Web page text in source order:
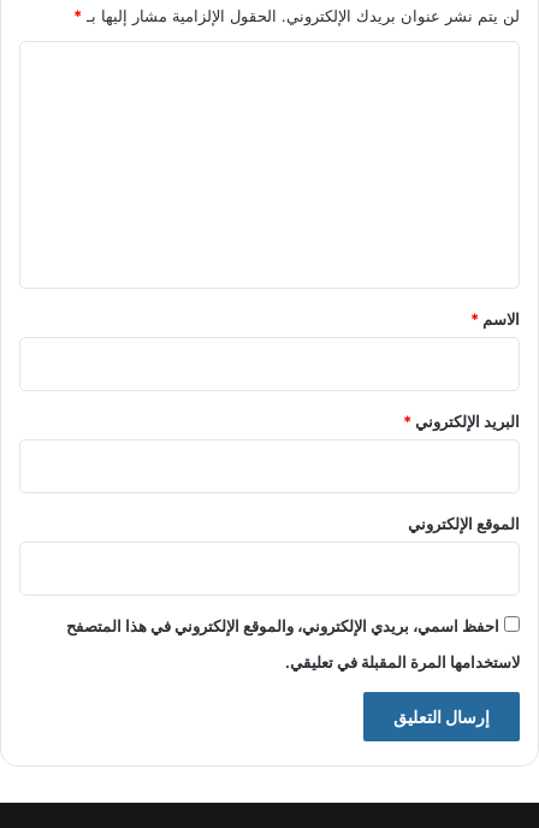
لن يتم نشر عنوان بريدك الإلكتروني. الحقول الإلزامية مشار إليها بـ*
*
الاسم *
البريد الإلكتروني*
الموقع الإلكتروني
احفظ اسمي، بريدي الإلكتروني، والموقع الإلكتروني في هذا المتصفح
لاستخدامها المرة المقبلة في تعليقي.